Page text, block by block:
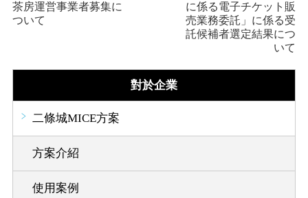
茶房運営事業者募集に
ついて
に係る電子チケット販
売業務委託」に係る受
託候補者選定結果につ
いて
對於企業
二條城MICE方案
方案介紹
使用案例